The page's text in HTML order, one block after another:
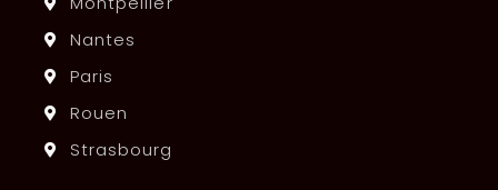
Nantes
Paris
Rouen
Strasbourg